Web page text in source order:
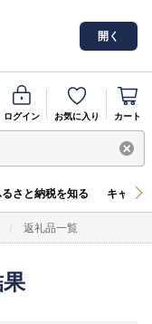
開く
ログイン お気に入り カート
さと納税を知る キャン
返礼品一覧